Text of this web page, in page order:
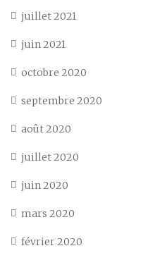
juillet 2021
juin 2021
octobre 2020
septembre 2020
août 2020
juillet 2020
juin 2020
mars 2020
février 2020